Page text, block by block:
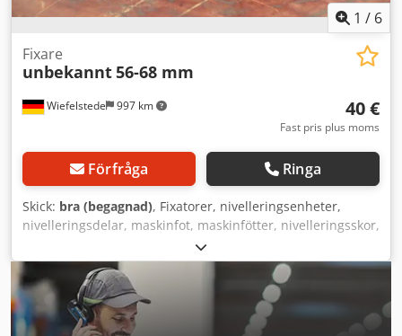
1 / 6
Wiefelstede 997 km
Fixare
unbekannt56-68 mm
40 €
Fast pris plus moms
Förfråga Ringa
Skick: bra (begagnad), Fixatorer, nivelleringsenheter,
nivelleringsdelar, maskinfot, maskinfötter, nivelleringsskor,
maskinfundament, nivelleringssko, kilskor, maskinstöd,
nivelleringsfot -Fixatorer: för verktygsmaskiner och
anläggningar Dedpju N Sgyofx Ahkjkr -Min. höjd: 56 mm -
Max. höjd: 68 mm -Antal: 2 stycken -Pris: per styck -Mått:
190/145/H63 mm -Vikt: 6,9 kg/styck